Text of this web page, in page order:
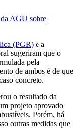
AGU sobre
(PGR) e a
sugeriram que o
pela
de ambos é de que
concreto.
o resultado da
projeto aprovado
Porém, há
outras medidas que